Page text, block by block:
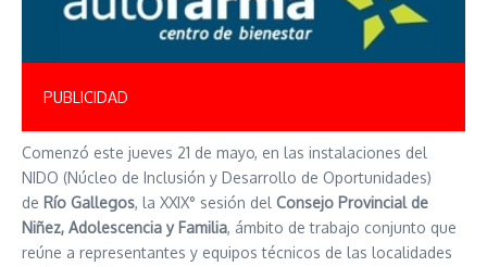
PUBLICIDAD
Comenzó este jueves 21 de mayo, en las instalaciones del
NIDO (Núcleo de Inclusión y Desarrollo de Oportunidades)
de Río Gallegos, la XXIX° sesión del Consejo Provincial de
Niñez, Adolescencia y Familia, ámbito de trabajo conjunto que
reúne a representantes y equipos técnicos de las localidades